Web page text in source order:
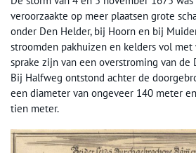
veroorzaakte op meer plaatsen grote
onder Den Helder, bij Hoorn en bij
stroomden pakhuizen en kelders vol
sprake zijn van een overstroming van de
Bij Halfweg ontstond achter de
een diameter van ongeveer 140 meter
tien meter.